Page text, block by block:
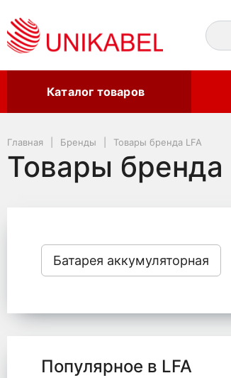
Каталог товаров
Главная Бренды Товары бренда LFA
Товары бренда
Батарея аккумуляторная
Популярное в LFA